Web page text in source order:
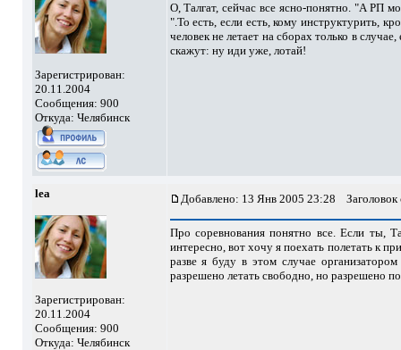
Зарегистрирован:
20.11.2004
Сообщения: 900
Откуда: Челябинск
О, Талгат, сейчас все ясно-понятно. "А РП
".То есть, если есть, кому инструктурить,
человек не летает на сборах только в
скажут: ну иди уже, лотай!
lea
Зарегистрирован:
20.11.2004
Сообщения: 900
Откуда: Челябинск
Добавлено: 13 Янв 2005 23:28
Про соревнования понятно все. Если ты,
интересно, вот хочу я поехать полетать к
разве я буду в этом случае
разрешено летать свободно, но разрешено